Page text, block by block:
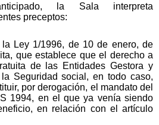
la Sala interpreta
preceptos:
Ley 1/1996, de 10 de enero, de
que establece que el derecho a
de las Entidades Gestora y
Seguridad social, en todo caso,
por derogación, el mandato del
1994, en el que ya venía siendo
en relación con el artículo